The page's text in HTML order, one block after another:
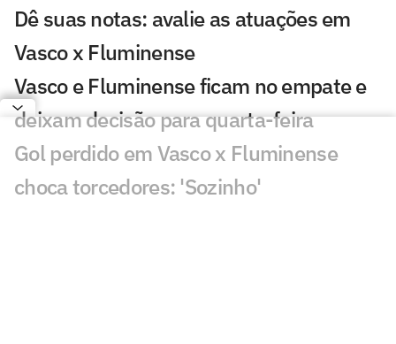
Dê suas notas: avalie as atuações em
Vasco x Fluminense
Vasco e Fluminense ficam no empate e
deixam decisão para quarta-feira
Gol perdido em Vasco x Fluminense
choca torcedores: 'Sozinho'